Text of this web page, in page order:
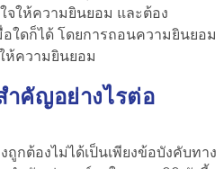
ให้ความยินยอม และต้อง
ใดก็ได้ โดยการถอนความยินยอม
ห้ความยินยอม
คัญอย่างไรต่อ
ถูกต้องไม่ได้เป็นเพียงข้อบังคับทาง